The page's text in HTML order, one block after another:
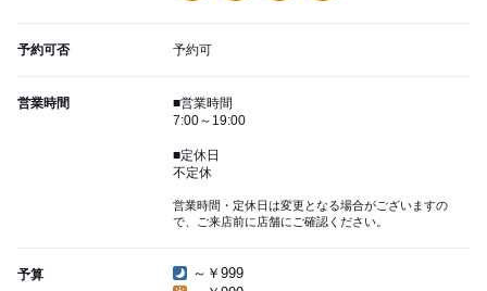
予約可否 予約可
営業時間
■営業時間
7:00～19:00
■定休日
不定休
営業時間・定休日は変更となる場合がございますの
で、ご来店前に店舗にご確認ください。
予算
～￥999